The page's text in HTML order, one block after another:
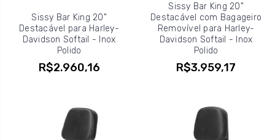
Sissy Bar King 20"
Destacável para Harley-
Davidson Softail - Inox
Polido
R$2.960,16
Sissy Bar King 20"
Destacável com Bagageiro
Removível para Harley-
Davidson Softail - Inox
Polido
R$3.959,17